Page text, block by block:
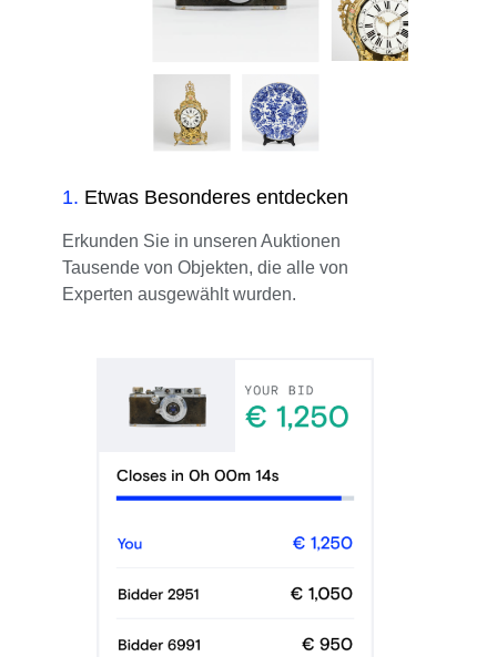
1. Etwas Besonderes entdecken
Erkunden Sie in unseren Auktionen
Tausende von Objekten, die alle von
Experten ausgewählt wurden.